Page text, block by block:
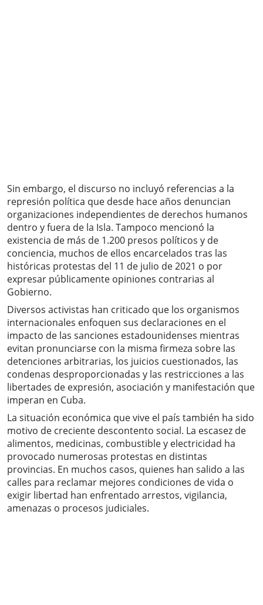
Sin embargo, el discurso no incluyó referencias a la
represión política que desde hace años denuncian
organizaciones independientes de derechos humanos
dentro y fuera de la Isla. Tampoco mencionó la
existencia de más de 1.200 presos políticos y de
conciencia, muchos de ellos encarcelados tras las
históricas protestas del 11 de julio de 2021 o por
expresar públicamente opiniones contrarias al
Gobierno.
Diversos activistas han criticado que los organismos
internacionales enfoquen sus declaraciones en el
impacto de las sanciones estadounidenses mientras
evitan pronunciarse con la misma firmeza sobre las
detenciones arbitrarias, los juicios cuestionados, las
condenas desproporcionadas y las restricciones a las
libertades de expresión, asociación y manifestación que
imperan en Cuba.
La situación económica que vive el país también ha sido
motivo de creciente descontento social. La escasez de
alimentos, medicinas, combustible y electricidad ha
provocado numerosas protestas en distintas
provincias. En muchos casos, quienes han salido a las
calles para reclamar mejores condiciones de vida o
exigir libertad han enfrentado arrestos, vigilancia,
amenazas o procesos judiciales.